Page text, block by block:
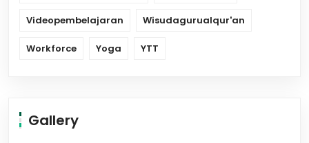
Videopembelajaran Wisudagurualqur'an
Workforce Yoga YTT
Gallery